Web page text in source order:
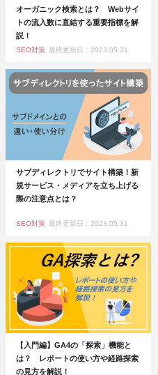
オーガニック検索とは？ Webサイ
トの流入数に直結する重要指標を解
説！
SEO対策 最終更新日：2023.05.31
サブディレクトリでサイト構築！新
規サービス・メディアを立ち上げる
際の注意点とは？
SEO対策 最終更新日：2023.05.31
【入門編】GA4の「探索」機能と
は？ レポートの使い方や経路探索
の見方を解説！